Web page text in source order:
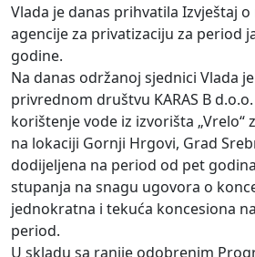
Vlada je danas prihvatila Izvještaj
agencije za privatizaciju za period
godine.
Na danas održanoj sjednici Vlada
privrednom društvu KARAS B
korištenje vode iz izvorišta „Vrelo“
na lokaciji Gornji Hrgovi, Grad
dodijeljena na period od pet
stupanja na snagu ugovora o
jednokratna i tekuća koncesiona
period.
U skladu sa ranije odobrenim